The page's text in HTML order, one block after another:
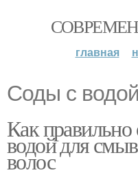
главная
Соды с водой
Как
водой для
волос